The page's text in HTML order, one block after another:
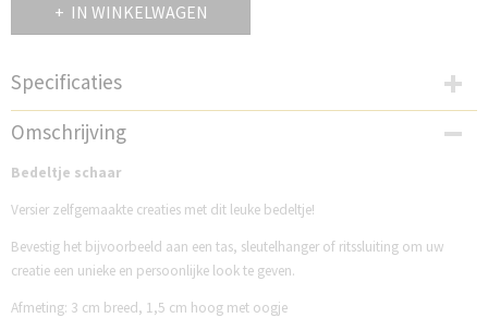
IN WINKELWAGEN
Specificaties
Productcode
DB97556S
Omschrijving
Bedeltje schaar
Versier zelfgemaakte creaties met dit leuke bedeltje!
Bevestig het bijvoorbeeld aan een tas, sleutelhanger of ritssluiting om uw
creatie een unieke en persoonlijke look te geven.
Afmeting: 3 cm breed, 1,5 cm hoog met oogje